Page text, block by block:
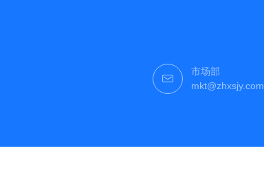
市场部
mkt@zhxsjy.com